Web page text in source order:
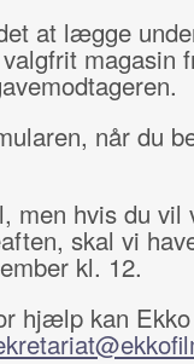
at lægge
magasin
når du
men hvis du
skal vi
kl. 12.
hjælp kan